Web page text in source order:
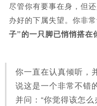
尽管你有要事在身， 但
办好的下属失望。你非
子”的一只脚已悄悄搭在
你一直在认真倾听，
说这是一个非常不错
并问：“你觉得该怎么